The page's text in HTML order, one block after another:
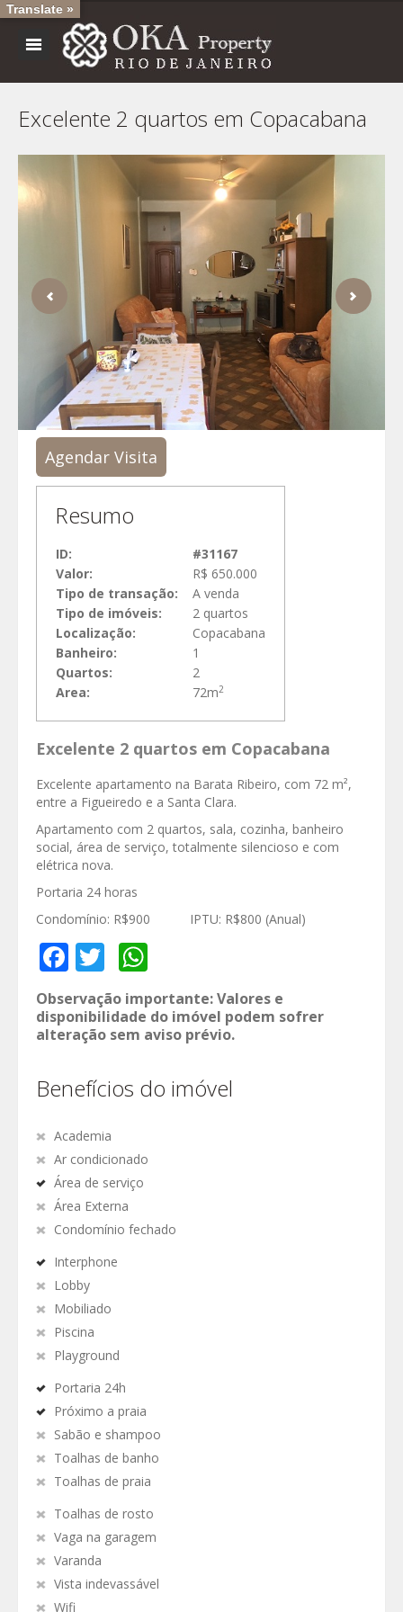
Excelente 2 quartos em Copacabana
Agendar Visita
Resumo
ID:
#31167
Valor:
R$ 650.000
Tipo de transação:
A venda
Tipo de imóveis:
2 quartos
Localização:
Copacabana
Banheiro:
1
Quartos:
2
Area:
72m2
Excelente 2 quartos em Copacabana
Excelente apartamento na Barata Ribeiro, com 72 m²,
entre a Figueiredo e a Santa Clara.
Apartamento com 2 quartos, sala, cozinha, banheiro
social, área de serviço, totalmente silencioso e com
elétrica nova.
Portaria 24 horas
Condomínio: R$900 IPTU: R$800 (Anual)
Facebook
Twitter
Observação importante: Valores e
disponibilidade do imóvel podem sofrer
alteração sem aviso prévio.
Benefícios do imóvel
Academia
Ar condicionado
Área de serviço
Área Externa
Condomínio fechado
Interphone
Lobby
Mobiliado
Piscina
Playground
Portaria 24h
Próximo a praia
Sabão e shampoo
Toalhas de banho
Toalhas de praia
Toalhas de rosto
Vaga na garagem
Varanda
Vista indevassável
Wifi
Translate »